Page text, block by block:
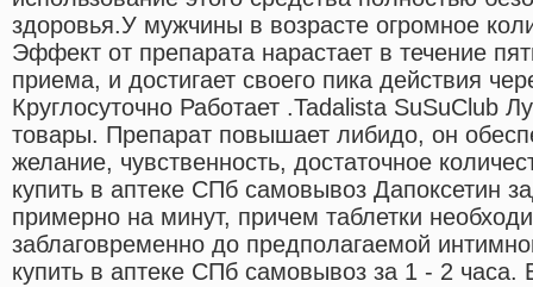
здоровья.У мужчины в возрасте огромное
Эффект от препарата нарастает в течение
приема, и достигает своего пика действия
Круглосуточно Работает .Tadalista SuSuClub
товары. Препарат повышает либидо, он
желание, чувственность, достаточное
купить в аптеке СПб самовывоз Дапоксетин
примерно на минут, причем таблетки
заблаговременно до предполагаемой
купить в аптеке СПб самовывоз за 1 - 2